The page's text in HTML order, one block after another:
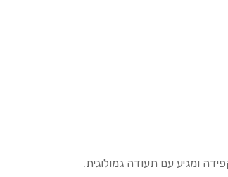
ומגיע עם תעודה גמולוגית.